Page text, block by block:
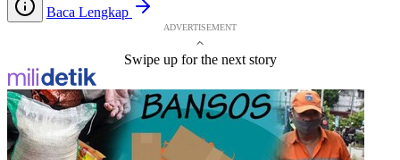
Baca Lengkap
ADVERTISEMENT
Swipe up for the next story